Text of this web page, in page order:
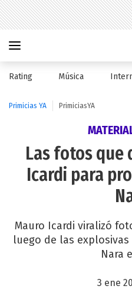
Rating Música
Primicias YA PrimiciasYA
Las fotos que
Icardi para
Mauro Icardi viralizó
luego de las
Nara
3 ene